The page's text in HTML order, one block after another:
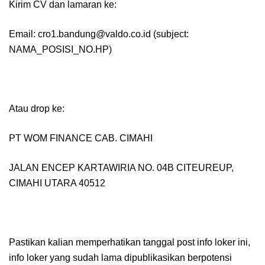
Kirim CV dan lamaran ke:
Email: cro1.bandung@valdo.co.id (subject:
NAMA_POSISI_NO.HP)
Atau drop ke:
PT WOM FINANCE CAB. CIMAHI
JALAN ENCEP KARTAWIRIA NO. 04B CITEUREUP,
CIMAHI UTARA 40512
Pastikan kalian memperhatikan tanggal post info loker ini,
info loker yang sudah lama dipublikasikan berpotensi